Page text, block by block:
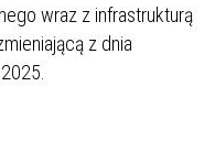
wraz z infrastrukturą
z dnia